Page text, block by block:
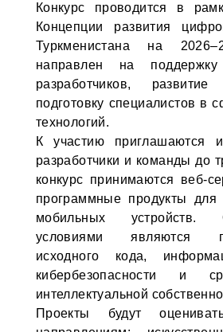
Конкурс проводится в
Концепции развития
Туркменистана на
направлен на
разработчиков,
подготовку специалистов в
технологий.
К участию приглашаются
разработчики и команды до
конкурс принимаются веб-
программные продукты для
мобильных устройств.
условиями являются
исходного кода,
кибербезопасности и
интеллектуальной
Проекты будут